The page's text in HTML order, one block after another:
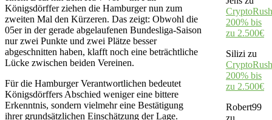
Königsdörffer ziehen die Hamburger nun zum
zweiten Mal den Kürzeren. Das zeigt: Obwohl die
05er in der gerade abgelaufenen Bundesliga-Saison
nur zwei Punkte und zwei Plätze besser
abgeschnitten haben, klafft noch eine beträchtliche
Lücke zwischen beiden Vereinen.
Für die Hamburger Verantwortlichen bedeutet
Königsdörffers Abschied weniger eine bittere
Erkenntnis, sondern vielmehr eine Bestätigung
ihrer grundsätzlichen Einschätzung der Lage.
200% bis
zu 2.500€
Silizi zu
200% bis
zu 2.500€
Robert99
zu